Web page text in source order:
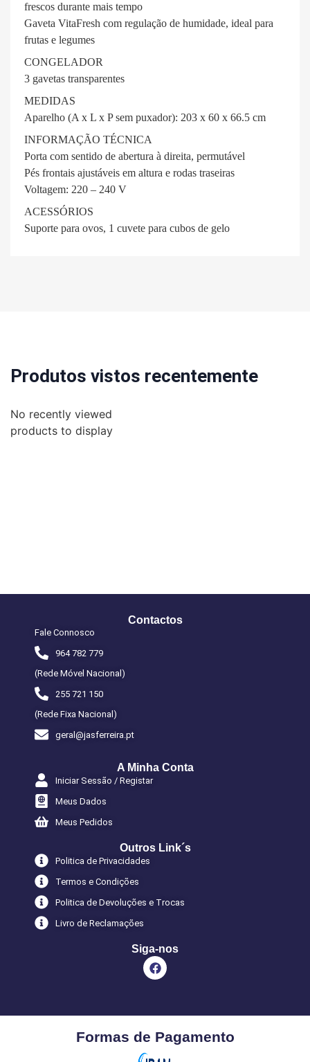
frescos durante mais tempo
Gaveta VitaFresh com regulação de humidade, ideal para
frutas e legumes
CONGELADOR
3 gavetas transparentes
MEDIDAS
Aparelho (A x L x P sem puxador): 203 x 60 x 66.5 cm
INFORMAÇÃO TÉCNICA
Porta com sentido de abertura à direita, permutável
Pés frontais ajustáveis em altura e rodas traseiras
Voltagem: 220 – 240 V
ACESSÓRIOS
Suporte para ovos, 1 cuvete para cubos de gelo
Produtos vistos recentemente
No recently viewed
products to display
Contactos
Fale Connosco
964 782 779
(Rede Móvel Nacional)
255 721 150
(Rede Fixa Nacional)
geral@jasferreira.pt
A Minha Conta
Iniciar Sessão / Registar
Meus Dados
Meus Pedidos
Outros Link´s
Politica de Privacidades
Termos e Condições
Politica de Devoluções e Trocas
Livro de Reclamações
Siga-nos
Formas de Pagamento